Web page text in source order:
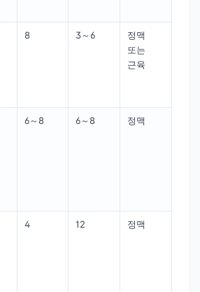
8 3～6
정맥
또는
근육
6～8 6～8 정맥
4 12 정맥